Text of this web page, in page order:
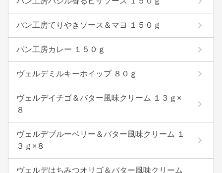
パン工房てりやきソース＆マヨ １５０ｇ
パン工房カレー １５０ｇ
ヴェルデミルキーホイップ ８０ｇ
ヴェルデイチゴ＆バター風味クリーム １３ｇ×
８
ヴェルデブルーベリー＆バター風味クリーム １
３ｇ×８
ヴェルデはちみつオリゴ＆バター風味クリーム